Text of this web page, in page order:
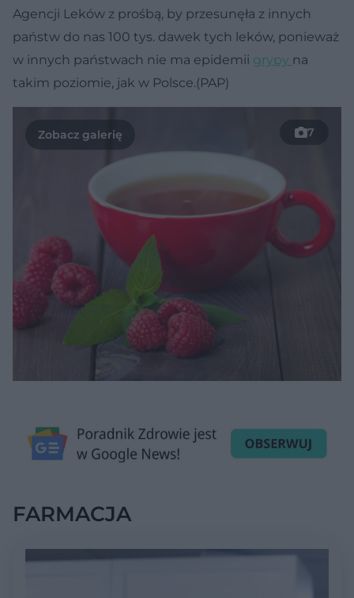
Agencji Leków z prośbą, by przesunęła z innych
państw do nas 100 tys. dawek tych leków, ponieważ
w innych państwach nie ma epidemii grypy na
takim poziomie, jak w Polsce.(PAP)
7
FARMACJA